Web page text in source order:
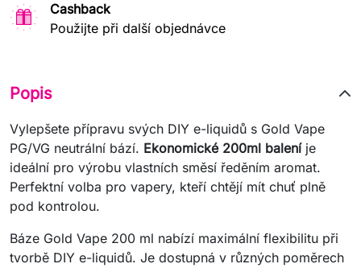
Cashback
Použijte při další objednávce
Popis
Vylepšete přípravu svých DIY e-liquidů s Gold Vape
PG/VG neutrální bází. Ekonomické 200ml baleníje
ideální pro výrobu vlastních směsí ředěním aromat.
Perfektní volba pro vapery, kteří chtějí mít chuť plně
pod kontrolou.
Báze Gold Vape 200 ml nabízí maximální flexibilitu při
tvorbě DIY e-liquidů. Je dostupná v různých poměrech